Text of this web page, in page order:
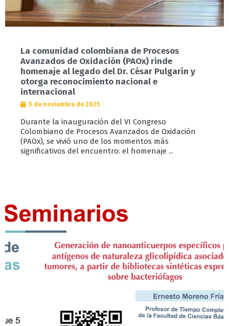
La comunidad colombiana de Procesos
Avanzados de Oxidación (PAOx) rinde
homenaje al legado del Dr. César Pulgarín y
otorga reconocimiento nacional e
internacional
5 de noviembre de 2025
Durante la inauguración del VI Congreso
Colombiano de Procesos Avanzados de Oxidación
(PAOx), se vivió uno de los momentos más
significativos del encuentro: el homenaje ...